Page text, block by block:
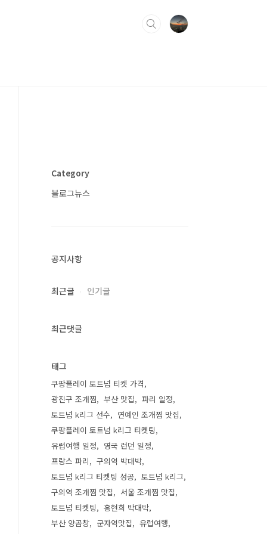
Category
블로그뉴스
공지사항
최근글 인기글
최근댓글
태그
쿠팡플레이 토트넘 티켓 가격
광진구 조개찜
부산 맛집
파리 일정
토트넘 k리그 선수
연예인 조개찜 맛집
쿠팡플레이 토트넘 k리그 티켓팅
유럽여행 일정
영국 런던 일정
프랑스 파리
구의역 박대박
토트넘 k리그 티켓팅 성공
토트넘 k리그
구의역 조개찜 맛집
서울 조개찜 맛집
토트넘 티켓팅
홍현희 박대박
부산 양곱창
군자역맛집
유럽여행